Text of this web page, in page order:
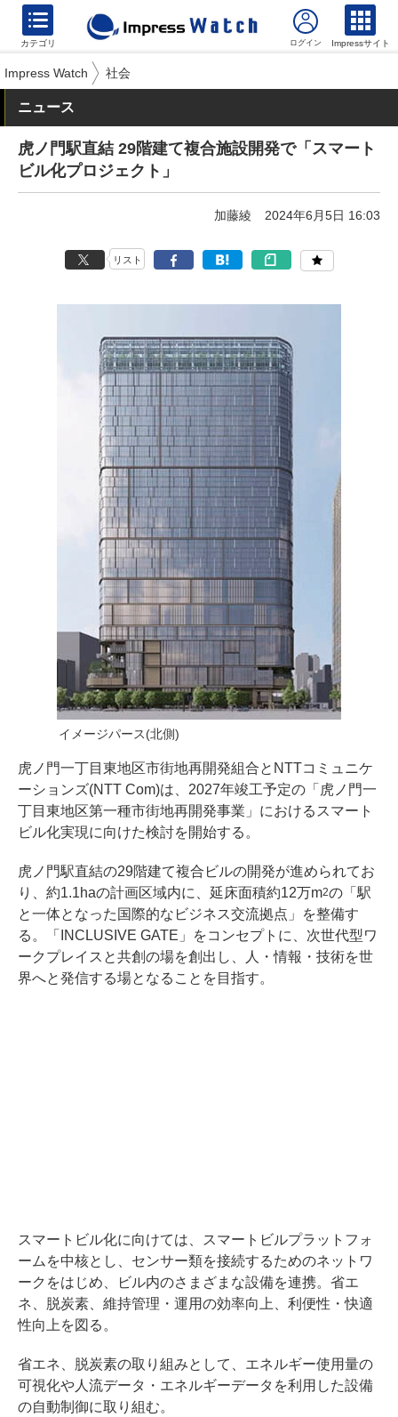
カテゴリ Impressサイト
Impress Watch 社会
ニュース
虎ノ門駅直結 29階建て複合施設開発で「スマート
ビル化プロジェクト」
加藤綾 2024年6月5日 16:03
リスト
イメージパース(北側)
虎ノ門一丁目東地区市街地再開発組合とNTTコミュニケ
ーションズ(NTT Com)は、2027年竣工予定の「虎ノ門一
丁目東地区第一種市街地再開発事業」におけるスマート
ビル化実現に向けた検討を開始する。
虎ノ門駅直結の29階建て複合ビルの開発が進められてお
り、約1.1haの計画区域内に、延床面積約12万m2の「駅
と一体となった国際的なビジネス交流拠点」を整備す
る。「INCLUSIVE GATE」をコンセプトに、次世代型ワ
ークプレイスと共創の場を創出し、人・情報・技術を世
界へと発信する場となることを目指す。
スマートビル化に向けては、スマートビルプラットフォ
ームを中核とし、センサー類を接続するためのネットワ
ークをはじめ、ビル内のさまざまな設備を連携。省エ
ネ、脱炭素、維持管理・運用の効率向上、利便性・快適
性向上を図る。
省エネ、脱炭素の取り組みとして、エネルギー使用量の
可視化や人流データ・エネルギーデータを利用した設備
の自動制御に取り組む。